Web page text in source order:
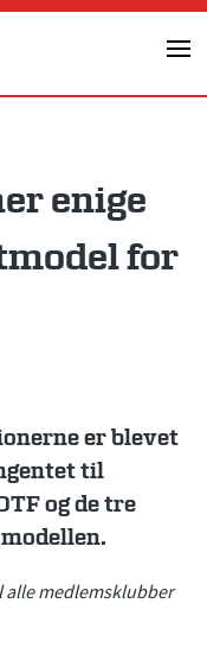
enige
for
er blevet
til
og de tre
alle medlemsklubber